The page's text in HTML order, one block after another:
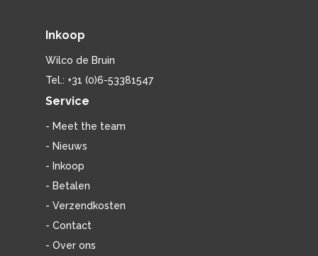
Inkoop
Wilco de Bruin
Tel.: +31 (0)6-53381547
Service
- Meet the team
- Nieuws
- Inkoop
- Betalen
- Verzendkosten
- Contact
- Over ons